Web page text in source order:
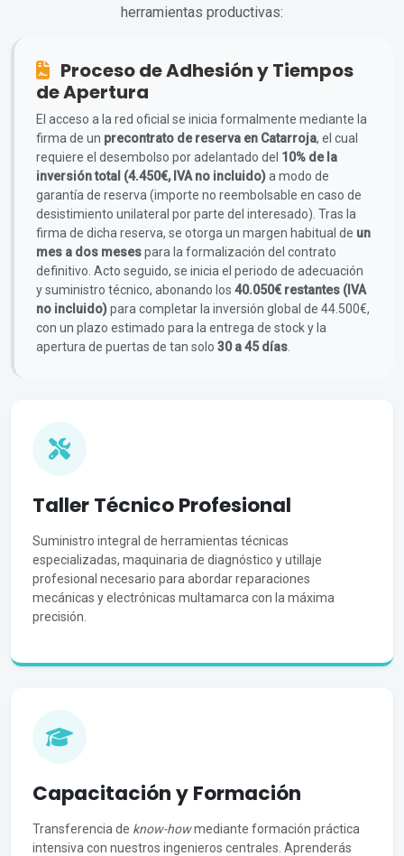
herramientas productivas:
Proceso de Adhesión y Tiempos
de Apertura
El acceso a la red oficial se inicia formalmente mediante la
firma de un precontrato de reserva en Catarroja, el cual
requiere el desembolso por adelantado del 10% de la
inversión total (4.450€, IVA no incluido)a modo de
garantía de reserva (importe no reembolsable en caso de
desistimiento unilateral por parte del interesado). Tras la
firma de dicha reserva, se otorga un margen habitual de un
mes a dos mesespara la formalización del contrato
definitivo. Acto seguido, se inicia el periodo de adecuación
y suministro técnico, abonando los 40.050€ restantes (IVA
no incluido)para completar la inversión global de 44.500€,
con un plazo estimado para la entrega de stock y la
apertura de puertas de tan solo 30 a 45 días
Taller Técnico Profesional
Suministro integral de herramientas técnicas
especializadas, maquinaria de diagnóstico y utillaje
profesional necesario para abordar reparaciones
mecánicas y electrónicas multamarca con la máxima
precisión.
Capacitación y Formación
Transferencia de know-howmediante formación práctica
intensiva con nuestros ingenieros centrales. Aprenderás